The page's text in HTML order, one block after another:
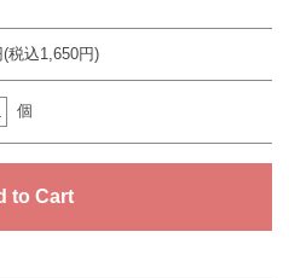
(税込1,650円)
個